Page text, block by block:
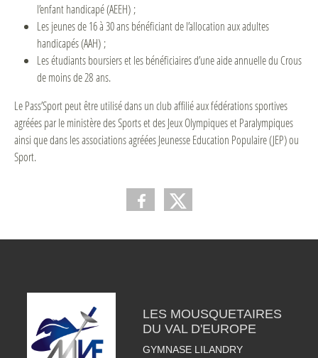
l’enfant handicapé (AEEH) ;
Les jeunes de 16 à 30 ans bénéficiant de l’allocation aux adultes
handicapés (AAH) ;
Les étudiants boursiers et les bénéficiaires d’une aide annuelle du Crous
de moins de 28 ans.
Le Pass’Sport peut être utilisé dans un club affilié aux fédérations sportives
agréées par le ministère des Sports et des Jeux Olympiques et Paralympiques
ainsi que dans les associations agréées Jeunesse Education Populaire (JEP) ou
Sport.
LES MOUSQUETAIRES
DU VAL D'EUROPE
GYMNASE LILANDRY